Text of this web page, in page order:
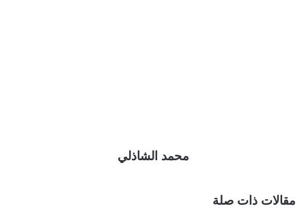
محمد الشاذلي
مقالات ذات صلة